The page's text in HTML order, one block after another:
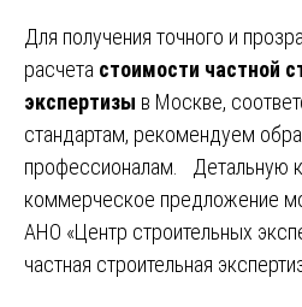
Для получения точного и
расчета стоимости частной
экспертизы в Москве,
стандартам, рекомендуем
профессионалам. Детальную
коммерческое предложение
АНО «Центр строительных
частная строительная